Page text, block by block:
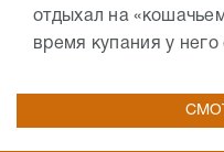
отдыхал на
время купания у